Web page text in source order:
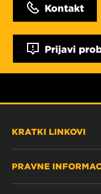
Kontakt
Prijavi
KRATKI LINKOVI
PRAVNE